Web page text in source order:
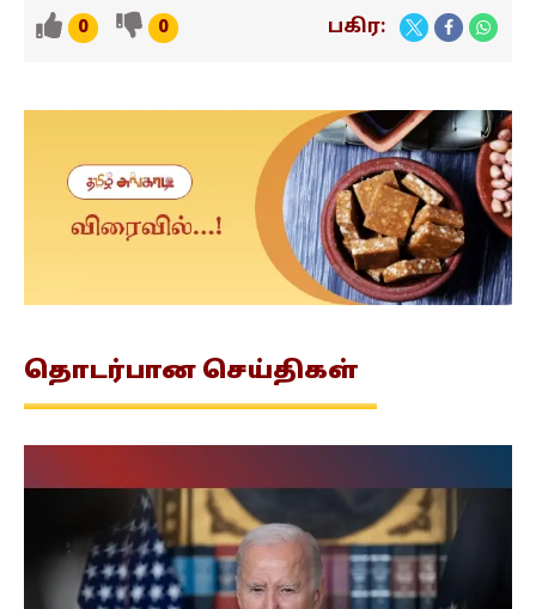
0 0 பகிர:
தொடர்பான செய்திகள்